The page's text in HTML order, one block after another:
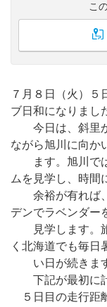
こ
７月８日（火）
ブ日和になりまし
今日は、斜里か
ながら旭川に向か
ます。旭川では
ムを見学し、時間
余裕が有れば、
デンでラベンダー
見学します。旅
く北海道でも毎
い日が続きます
下記が最初に
５日目の走行